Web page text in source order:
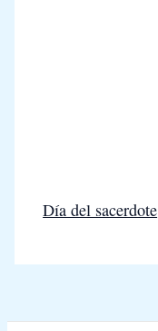
Día del sacerdote